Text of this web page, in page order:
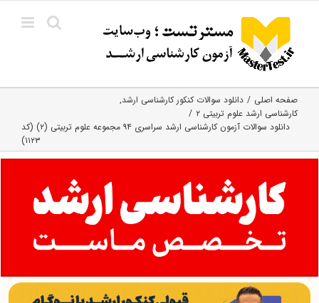
content
صفحه اصلی
دانلود سوالات کنکور کارشناسی ارشد
کارشناسی ارشد علوم تربیتی ۲
دانلود سوالات آزمون کارشناسی ارشد سراسری ۹۴ مجموعه علوم تربیتی (۲) (کد
۱۱۲۳)